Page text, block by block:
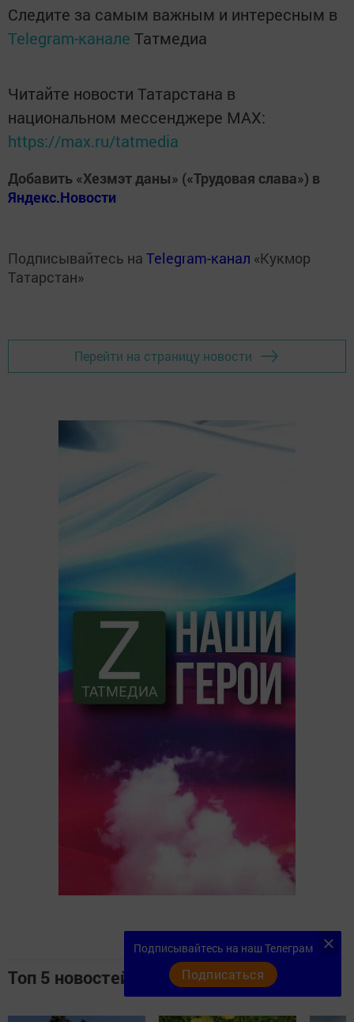
Следите за самым важным и интересным в
Telegram-канале Татмедиа
Читайте новости Татарстана в
национальном мессенджере MАХ:
https://max.ru/tatmedia
Добавить «Хезмэт даны» («Трудовая слава») в
Яндекс.Новости
Подписывайтесь на Telegram-канал «Кукмор
Татарстан»
Перейти на страницу новости
Топ 5 новостей
Подписывайтесь на наш Телеграм
Подписаться